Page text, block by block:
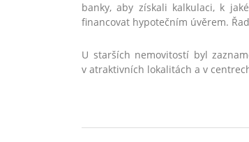
banky, aby získali kalkulaci, k
financovat hypotečním úvěrem.
U starších nemovitostí byl
v atraktivních lokalitách a v